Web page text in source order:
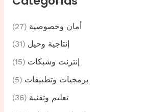
أمان وخصوصية (27)
إنتاجية وحيل (31)
إنترنت وشبكات (15)
برمجيات وتطبيقات (5)
تعليم وتقنية (36)